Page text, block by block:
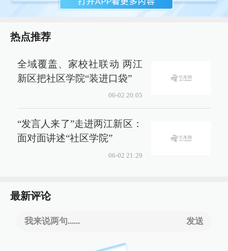
热点推荐
全域覆盖、家校社联动 两江
新区把社区学院“装进口袋”
06-02 20:05
“发言人来了”走进两江新区：
面对面讲述“社区学院”
06-02 21:29
最新评论
我来说两句...... 发送